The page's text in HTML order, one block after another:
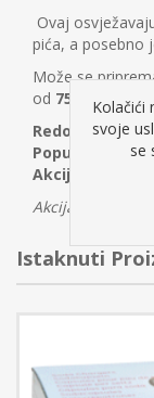
Ovaj
pića, a posebno
Može se
od 750 g
Redovna cijena:
Popust:
-2,64 €
Akcijska cijena:
Akcija vrijedi do
Istaknuti
Kolačići
svoje
se